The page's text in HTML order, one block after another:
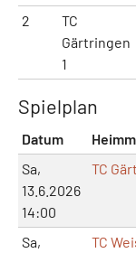
2
TC
Gärtringen
1
Spielplan
Datum
Sa,
13.6.2026
14:00
TC
Sa,
TC